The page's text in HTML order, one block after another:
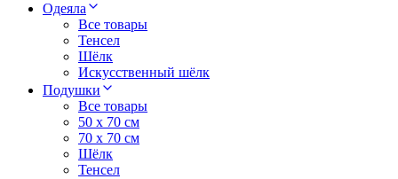
Одеяла
Все товары
Тенсел
Шёлк
Искусственный шёлк
Подушки
Все товары
50 x 70 см
70 x 70 см
Шёлк
Тенсел